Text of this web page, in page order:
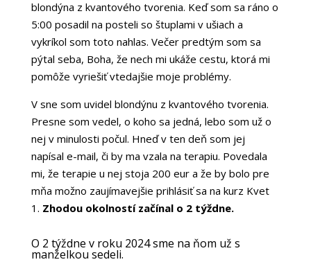
blondýna z kvantového tvorenia. Keď som sa ráno o
5:00 posadil na posteli so štuplami v ušiach a
vykríkol som toto nahlas. Večer predtým som sa
pýtal seba, Boha, že nech mi ukáže cestu, ktorá mi
pomôže vyriešiť vtedajšie moje problémy.
V sne som uvidel blondýnu z kvantového tvorenia.
Presne som vedel, o koho sa jedná, lebo som už o
nej v minulosti počul. Hneď v ten deň som jej
napísal e-mail, či by ma vzala na terapiu. Povedala
mi, že terapie u nej stoja 200 eur a že by bolo pre
mňa možno zaujímavejšie prihlásiť sa na kurz Kvet
1. Zhodou okolností začínal o 2 týždne.
O 2 týždne v roku 2024 sme na ňom už s
manželkou sedeli.